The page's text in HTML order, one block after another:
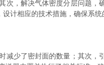
，解决气体密度分层问题，
计相应的技术措施，确保系统
少了密封面的数量；其次，